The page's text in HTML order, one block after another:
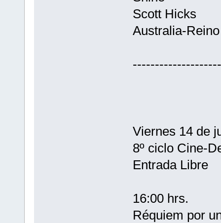
Scott Hicks
Australia-
Viernes 14 de
8º ciclo Cine-
Entrada Libre
16:00 hrs.
Réquiem por